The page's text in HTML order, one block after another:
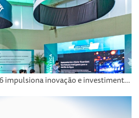
impulsiona inovação e investiment...